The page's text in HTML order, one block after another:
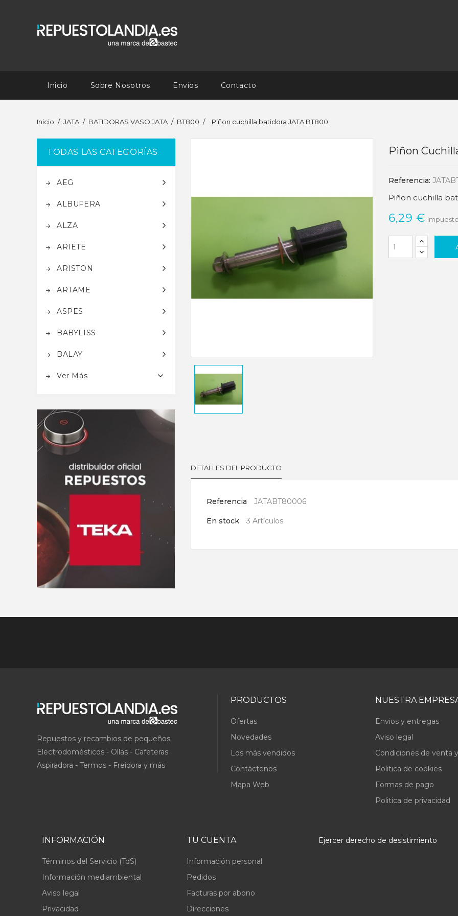
Inicio Sobre Nosotros Envíos Contacto
Inicio JATA BATIDORAS VASO JATA BT800 Piñon cuchilla batidora JATA BT800
TODAS LAS CATEGORÍAS
AEG
ALBUFERA
ALZA
ARIETE
ARISTON
ARTAME
ASPES
BABYLISS
BALAY
Ver Más
Piñon
Referencia:
Piñon cuchilla
6,29 €
DETALLES DEL PRODUCTO
Referencia JATABT80006
En stock 3 Artículos
Repuestos y recambios de pequeños
Electrodomésticos - Ollas - Cafeteras
Aspiradora - Termos - Freidora y más
PRODUCTOS
Ofertas
Novedades
Los más vendidos
Contáctenos
Mapa Web
NUESTRA
Envios y entregas
Aviso legal
Condiciones de venta
Politica de cookies
Formas de pago
Politica de privacidad
INFORMACIÓN
Términos del Servicio (TdS)
Información mediambiental
Aviso legal
Privacidad
TU CUENTA
Información personal
Pedidos
Facturas por abono
Direcciones
Ejercer derecho de desistimiento